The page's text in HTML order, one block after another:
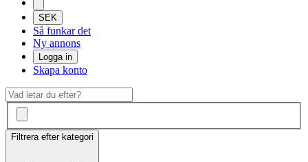
SEK
Så funkar det
Ny annons
Logga in
Skapa konto
Filtrera efter kategori